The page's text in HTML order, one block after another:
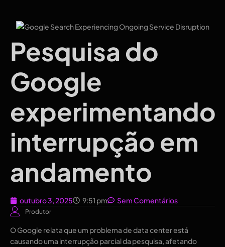
Pesquisa do
Google
experimentando
interrupção em
andamento
outubro 3, 2025 9:51 pm Sem Comentários
Produtor
O Google relata que um problema de data center está
causando uma interrupção parcial da pesquisa, afetando